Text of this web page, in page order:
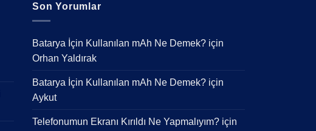
Son Yorumlar
Batarya İçin Kullanılan mAh Ne Demek? için
Orhan Yaldırak
Batarya İçin Kullanılan mAh Ne Demek? için
Aykut
Telefonumun Ekranı Kırıldı Ne Yapmalıyım? için